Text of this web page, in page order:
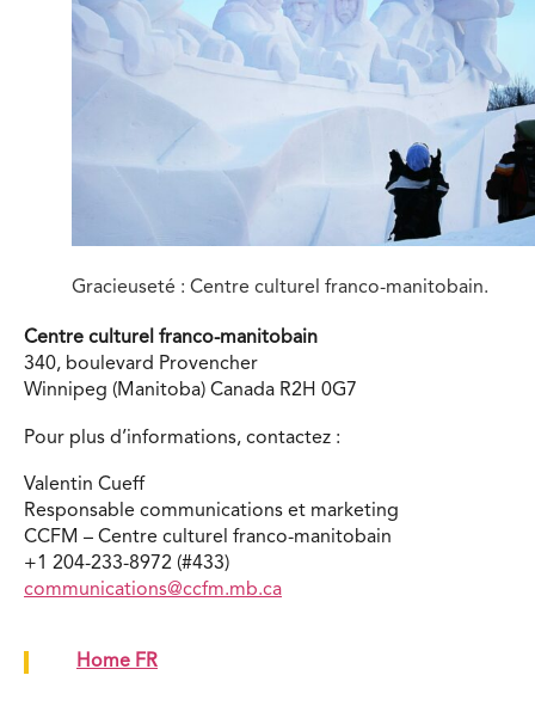
Gracieuseté : Centre culturel franco-manitobain.
Centre culturel franco-manitobain
340, boulevard Provencher
Winnipeg (Manitoba) Canada R2H 0G7
Pour plus d’informations, contactez :
Valentin Cueff
Responsable communications et marketing
CCFM – Centre culturel franco-manitobain
+1 204-233-8972 (#433)
communications@ccfm.mb.ca
Home FR